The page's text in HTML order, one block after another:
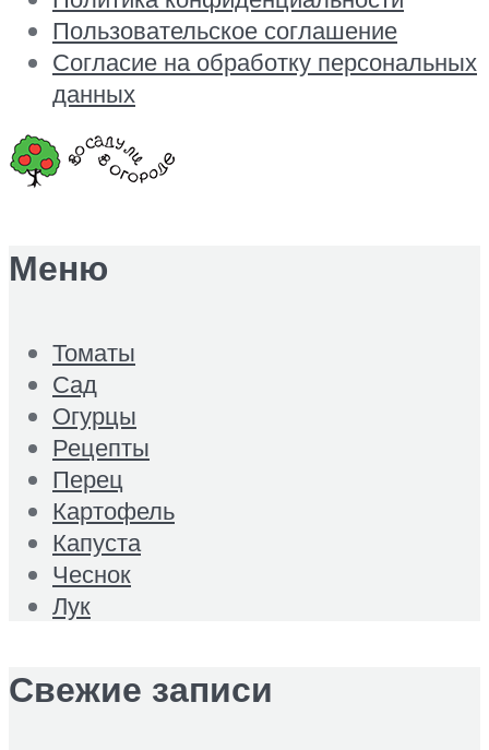
Пользовательское соглашение
Согласие на обработку персональных
данных
Меню
Томаты
Сад
Огурцы
Рецепты
Перец
Картофель
Капуста
Чеснок
Лук
Свежие записи